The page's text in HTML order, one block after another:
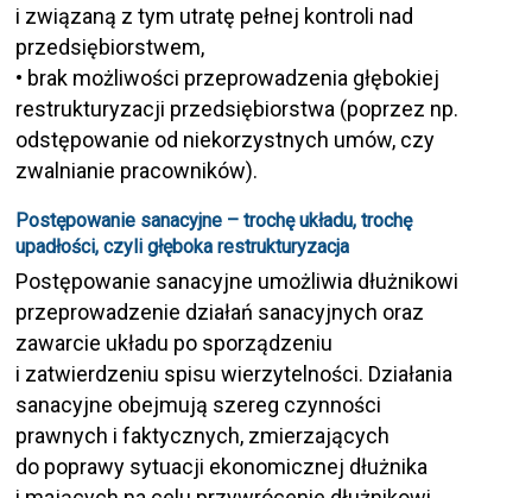
i związaną z tym utratę pełnej kontroli nad
przedsiębiorstwem,
• brak możliwości przeprowadzenia głębokiej
restrukturyzacji przedsiębiorstwa (poprzez np.
odstępowanie od niekorzystnych umów, czy
zwalnianie pracowników).
Postępowanie sanacyjne – trochę układu, trochę
upadłości, czyli głęboka restrukturyzacja
Postępowanie sanacyjne umożliwia dłużnikowi
przeprowadzenie działań sanacyjnych oraz
zawarcie układu po sporządzeniu
i zatwierdzeniu spisu wierzytelności. Działania
sanacyjne obejmują szereg czynności
prawnych i faktycznych, zmierzających
do poprawy sytuacji ekonomicznej dłużnika